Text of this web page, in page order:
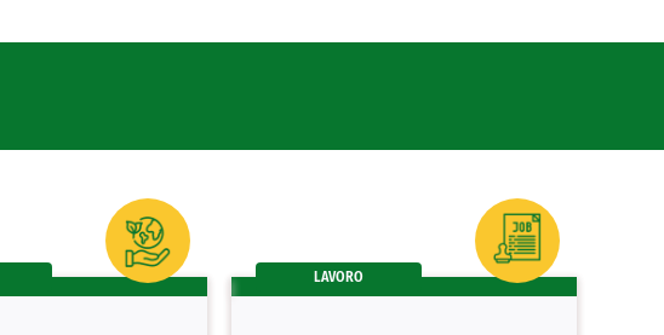
LAVORO